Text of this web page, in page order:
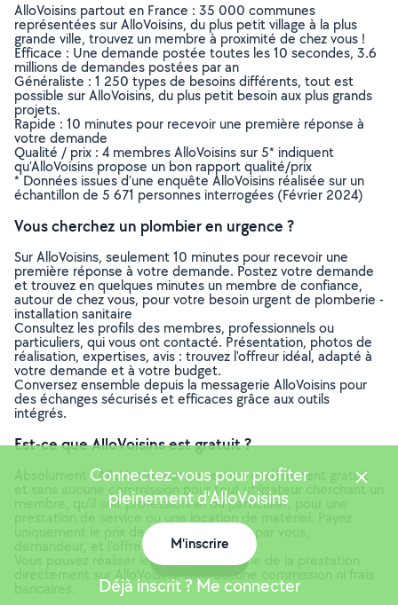
AlloVoisins partout en France : 35 000 communes
représentées sur AlloVoisins, du plus petit village à la plus
grande ville, trouvez un membre à proximité de chez vous !
Efficace : Une demande postée toutes les 10 secondes, 3.6
millions de demandes postées par an
Généraliste : 1 250 types de besoins différents, tout est
possible sur AlloVoisins, du plus petit besoin aux plus grands
projets.
Rapide : 10 minutes pour recevoir une première réponse à
votre demande
Qualité / prix : 4 membres AlloVoisins sur 5* indiquent
qu’AlloVoisins propose un bon rapport qualité/prix
* Données issues d’une enquête AlloVoisins réalisée sur un
échantillon de 5 671 personnes interrogées (Février 2024)
Vous cherchez un plombier en urgence ?
Sur AlloVoisins, seulement 10 minutes pour recevoir une
première réponse à votre demande. Postez votre demande
et trouvez en quelques minutes un membre de confiance,
autour de chez vous, pour votre besoin urgent de plomberie -
installation sanitaire
Consultez les profils des membres, professionnels ou
particuliers, qui vous ont contacté. Présentation, photos de
réalisation, expertises, avis : trouvez l'offreur idéal, adapté à
votre demande et à votre budget.
Conversez ensemble depuis la messagerie AlloVoisins pour
des échanges sécurisés et efficaces grâce aux outils
intégrés.
Est-ce que AlloVoisins est gratuit ?
Absolument ! AlloVoisins est un service entièrement gratuit
et sans aucune commission pour tout utilisateur cherchant un
membre, qu’il soit professionnel ou particulier, pour une
uniquement le prix de la prestation, fixé par vous,
demandeur, et l’offreur.
Vous pouvez réaliser le paiement en ligne de la prestation
directement sur AlloVoisins, sans aucune commission ni frais
Connectez-vous pour profiter
pleinement d'AlloVoisins
M'inscrire
Déjà inscrit ? Me connecter